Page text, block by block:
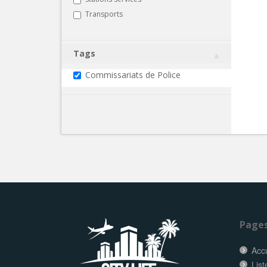
Transports
Tags
Commissariats de Police